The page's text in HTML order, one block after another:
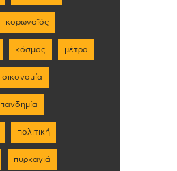
κορωνοϊός
κόσμος μέτρα
οικονομία
πανδημία
πολιτική
πυρκαγιά